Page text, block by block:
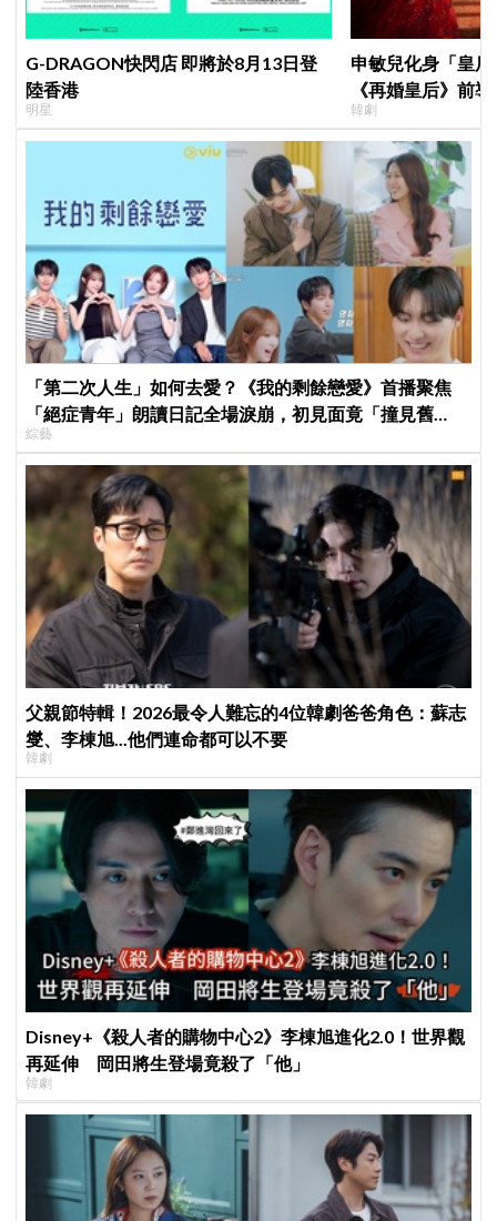
G-DRAGON快閃店 即將於8月13日登
陸香港
明星
申敏兒化身「皇
《再婚皇后》前
＋豪華主演陣容
韓劇
「第二次人生」如何去愛？《我的剩餘戀愛》首播聚焦
「絕症青年」朗讀日記全場淚崩，初見面竟「撞見舊
識」！
綜藝
父親節特輯！2026最令人難忘的4位韓劇爸爸角色：蘇志
燮、李棟旭...他們連命都可以不要
韓劇
Disney+《殺人者的購物中心2》李棟旭進化2.0！世界觀
再延伸 岡田將生登場竟殺了「他」
韓劇